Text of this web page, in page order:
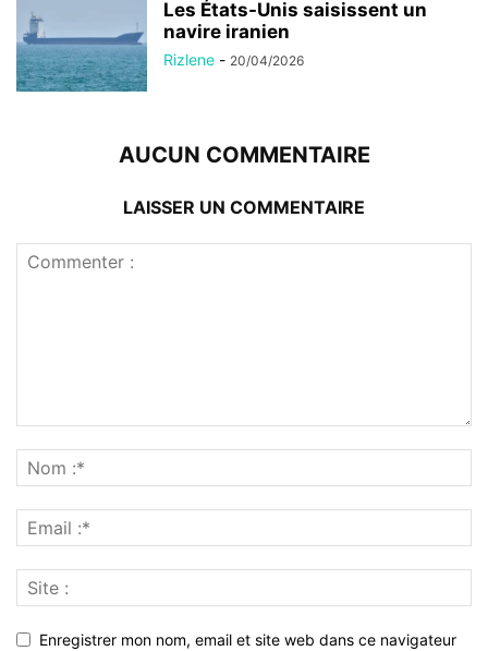
Les États-Unis saisissent un
navire iranien
Rizlene - 20/04/2026
AUCUN COMMENTAIRE
LAISSER UN COMMENTAIRE
Enregistrer mon nom, email et site web dans ce navigateur